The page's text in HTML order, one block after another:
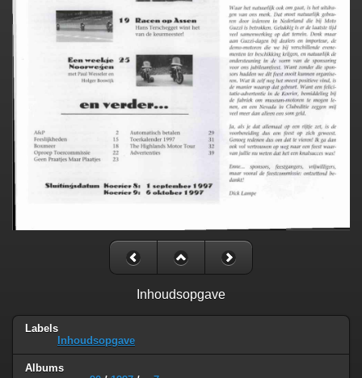
Inhoudsopgave
Labels
Inhoudsopgave
Albums